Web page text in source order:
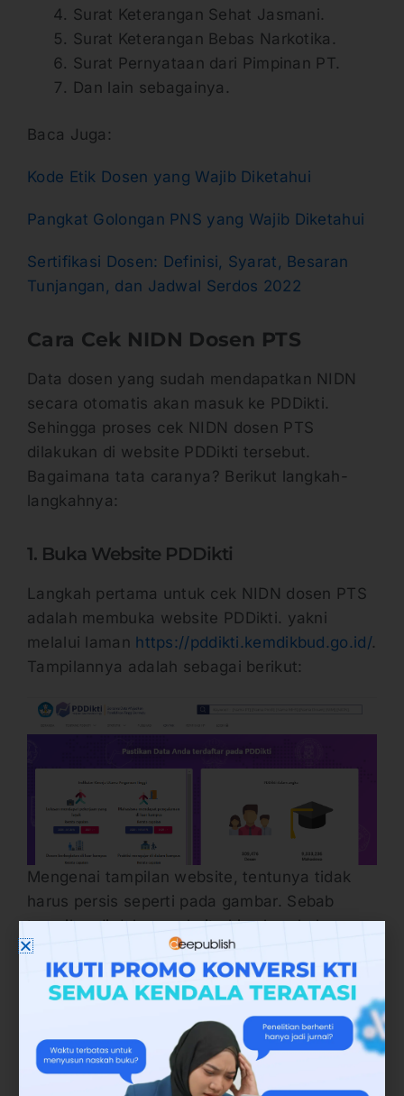
Surat Keterangan Sehat Jasmani.
Surat Keterangan Bebas Narkotika.
Surat Pernyataan dari Pimpinan PT.
Dan lain sebagainya.
Baca Juga:
Kode Etik Dosen yang Wajib Diketahui
Pangkat Golongan PNS yang Wajib Diketahui
Sertifikasi Dosen: Definisi, Syarat, Besaran
Tunjangan, dan Jadwal Serdos 2022
Cara Cek NIDN Dosen PTS
Data dosen yang sudah mendapatkan NIDN
secara otomatis akan masuk ke PDDikti.
Sehingga proses cek NIDN dosen PTS
dilakukan di website PDDikti tersebut.
Bagaimana tata caranya? Berikut langkah-
langkahnya:
1. Buka Website PDDikti
Langkah pertama untuk cek NIDN dosen PTS
adalah membuka website PDDikti. yakni
melalui laman https://pddikti.kemdikbud.go.id/.
Tampilannya adalah sebagai berikut:
Mengenai tampilan website, tentunya tidak
harus persis seperti pada gambar. Sebab
tampilan di dalam website bisa berubah
sewaktu-waktu mengikuti kebijakan
penggantian tampilan dari pihak pengelola
website PDDikti.
2. Masukan Data Dosen di Kolom
Pencarian